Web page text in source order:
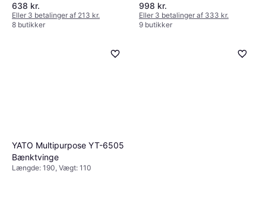
638 kr.
Eller 3 betalinger af 213 kr.
8 butikker
998 kr.
Eller 3 betalinger af 333 kr.
9 butikker
YATO Multipurpose YT-6505
Bænktvinge
Længde: 190, Vægt: 110